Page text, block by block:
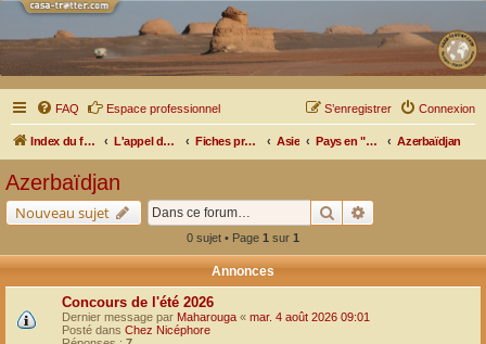
FAQ Espace professionnel Connexion
S’enregistrer
Index du forum L'appel des grands espaces Fiches pratiques par pays, pistes et bivouacs Asie Pays en "Stan" Azerbaïdjan
Azerbaïdjan
Nouveau sujet Rechercher
0 sujet • Page 1 sur 1
Annonces
Concours de l'été 2026
Dernier message par Maharouga « mar. 4 août 2026 09:01
Posté dans Chez Nicéphore